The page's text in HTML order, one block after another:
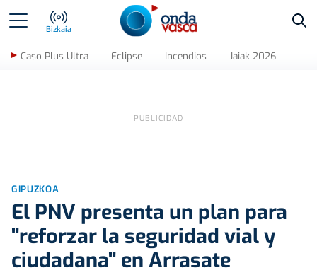
Bizkaia
Caso Plus Ultra Eclipse Incendios Jaiak 2026
GIPUZKOA
El PNV presenta un plan para
"reforzar la seguridad vial y
ciudadana" en Arrasate